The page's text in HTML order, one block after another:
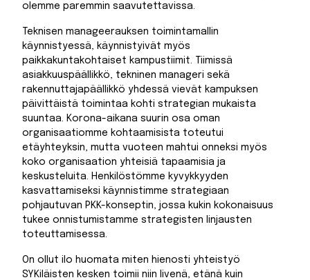
olemme paremmin saavutettavissa.
Teknisen manageerauksen toimintamallin
käynnistyessä, käynnistyivät myös
paikkakuntakohtaiset kampustiimit. Tiimissä
asiakkuuspäällikkö, tekninen manageri sekä
rakennuttajapäällikkö yhdessä vievät kampuksen
päivittäistä toimintaa kohti strategian mukaista
suuntaa. Korona-aikana suurin osa oman
organisaatiomme kohtaamisista toteutui
etäyhteyksin, mutta vuoteen mahtui onneksi myös
koko organisaation yhteisiä tapaamisia ja
keskusteluita. Henkilöstömme kyvykkyyden
kasvattamiseksi käynnistimme strategiaan
pohjautuvan PKK-konseptin, jossa kukin kokonaisuus
tukee onnistumistamme strategisten linjausten
toteuttamisessa.
On ollut ilo huomata miten hienosti yhteistyö
SYKiläisten kesken toimii niin livenä, etänä kuin